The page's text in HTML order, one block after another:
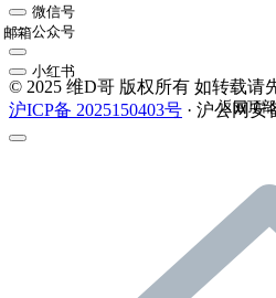
微信号
公众号
邮箱
小红书
© 2025 维D哥 版权所有 如转载请
沪ICP备 2025150403号 · 沪公网安
返回顶部